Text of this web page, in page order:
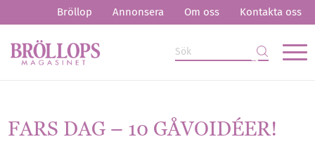
Bröllop Annonsera Om oss Kontakta oss
FARS DAG – 10 GÅVOIDÉER!